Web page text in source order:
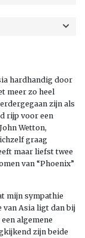
hardhandig door
meer zo heel
zijn als
rijp voor een
Wetton,
graag
maar liefst twee
van “Phoenix”
mijn sympathie
van Asia ligt dan bij
algemene
zijn beide